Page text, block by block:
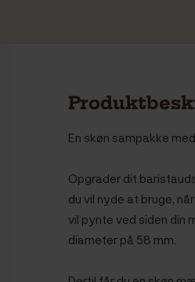
En skøn sampakke
Opgrader dit
du vil nyde at bruge,
vil pynte ved siden din
diameter på 58 mm.